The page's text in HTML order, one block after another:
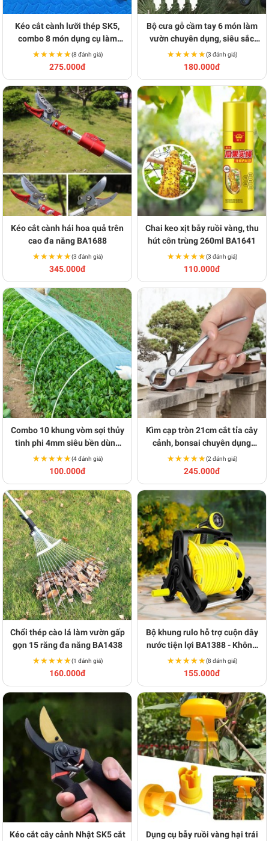
Kéo cắt cành lưỡi thép SK5,
combo 8 món dụng cụ làm
vườn BA1324
★★★★★
★★★★★(8 đánh giá)
275.000đ
Bộ cưa gỗ cầm tay 6 món làm
vườn chuyên dụng, siêu sắc
BA1525
★★★★★
★★★★★(3 đánh giá)
180.000đ
Kéo cắt cành hái hoa quả trên
cao đa năng BA1688
★★★★★
★★★★★(3 đánh giá)
345.000đ
Chai keo xịt bẫy ruồi vàng, thu
hút côn trùng 260ml BA1641
★★★★★
★★★★★(3 đánh giá)
110.000đ
Combo 10 khung vòm sợi thủy
tinh phi 4mm siêu bền dùng
làm khung vòm phủ nilong
BA1610
★★★★★
★★★★★(4 đánh giá)
100.000đ
Kìm cạp tròn 21cm cắt tỉa cây
cảnh, bonsai chuyên dụng
BA1439
★★★★★
★★★★★(2 đánh giá)
245.000đ
Chổi thép cào lá làm vườn gấp
gọn 15 răng đa năng BA1438
★★★★★
★★★★★(1 đánh giá)
160.000đ
Bộ khung rulo hỗ trợ cuộn dây
nước tiện lợi BA1388 - Không
kèm dây vòi
★★★★★
★★★★★(8 đánh giá)
155.000đ
Kéo cắt cây cảnh Nhật SK5 cắt Dụng cụ bẫy ruồi vàng hại trái